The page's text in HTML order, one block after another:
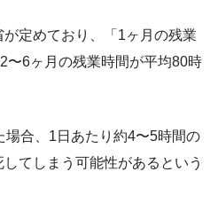
定めており、「1ヶ月の残業
〜6ヶ月の残業時間が平均80時
場合、1日あたり約4〜5時間の
てしまう可能性があるという